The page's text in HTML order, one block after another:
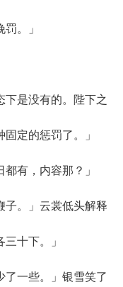
。」
是没有的。陛下之
定的惩罚了。」
有，内容那？」
。」云裳低头解释
十下。」
一些。」银雪笑了